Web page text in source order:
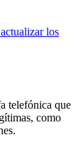
los
telefónica que
como